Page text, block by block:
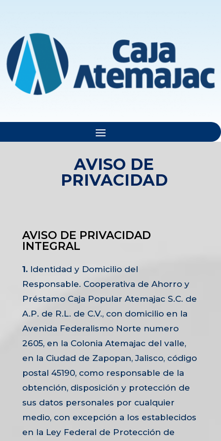
AVISO DE
PRIVACIDAD
AVISO DE PRIVACIDAD
INTEGRAL
1.Identidad y Domicilio del
Responsable. Cooperativa de Ahorro y
Préstamo Caja Popular Atemajac S.C. de
A.P. de R.L. de C.V., con domicilio en la
Avenida Federalismo Norte numero
2605, en la Colonia Atemajac del valle,
en la Ciudad de Zapopan, Jalisco, código
postal 45190, como responsable de la
obtención, disposición y protección de
sus datos personales por cualquier
medio, con excepción a los establecidos
en la Ley Federal de Protección de